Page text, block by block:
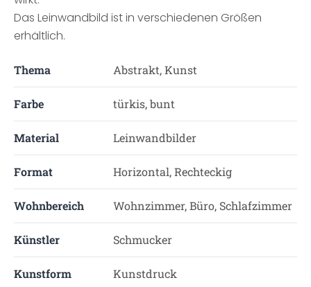
Das Leinwandbild ist in verschiedenen Größen
erhältlich.
Thema Abstrakt, Kunst
Farbe türkis, bunt
Material Leinwandbilder
Format Horizontal, Rechteckig
Wohnbereich Wohnzimmer, Büro, Schlafzimmer
Künstler Schmucker
Kunstform Kunstdruck